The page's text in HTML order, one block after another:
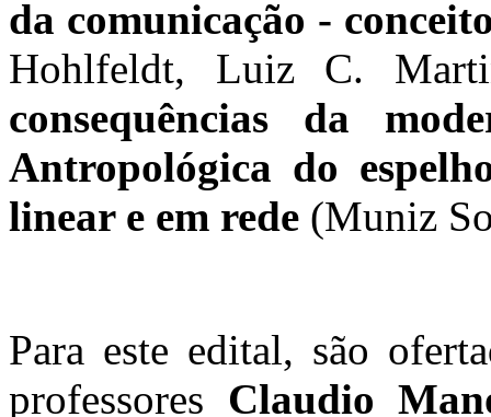
da comunicação -
Hohlfeldt, Luiz C.
consequências da
Antropológica do
linear e em rede (Muniz
Para este edital, são
professores Claudio